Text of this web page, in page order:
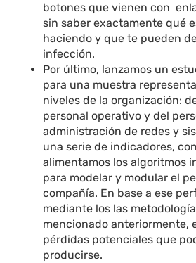
botones que vienen con
sin saber exactamente qué
haciendo y que te pueden
infección.
Por último, lanzamos un
para una muestra
niveles de la organización:
personal operativo y del
administración de redes y
una serie de indicadores,
alimentamos los algoritmos
para modelar y modular el
compañía. En base a ese
mediante los las
mencionado anteriormente,
pérdidas potenciales que
producirse.